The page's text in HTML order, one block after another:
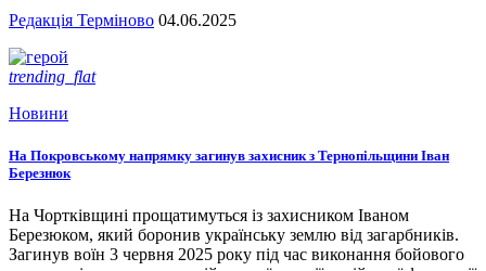
Редакція Терміново 04.06.2025
trending_flat
Новини
На Покровському напрямку загинув захисник з Тернопільщини Іван
Березнюк
На Чортківщині прощатимуться із захисником Іваном
Березюком, який боронив українську землю від загарбників.
Загинув воїн 3 червня 2025 року під час виконання бойового